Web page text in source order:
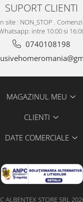
SUPORT CLIENTI
site : NON_STOP .
intre 10:00 si
0740108198
MAGAZINUL MEU
CLIENTI
DATE COMERCIALE
STORE SRL